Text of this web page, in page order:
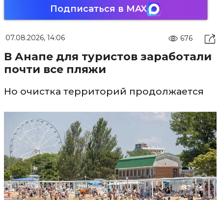
Подписаться в MAX
07.08.2026, 14:06 676
В Анапе для туристов заработали
почти все пляжи
Но очистка территорий продолжается